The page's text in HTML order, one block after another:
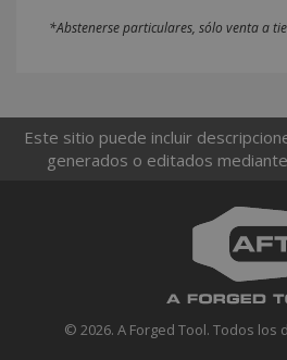
*Abstenerse particulares, sólo venta a
Este sitio puede incluir
generados o editados
© 2026. A Forged Tool. Todos